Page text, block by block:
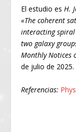
El estudio esH.
«The coherent
interacting
two galaxy
Monthly Notices
de julio de
Referencias: Phys